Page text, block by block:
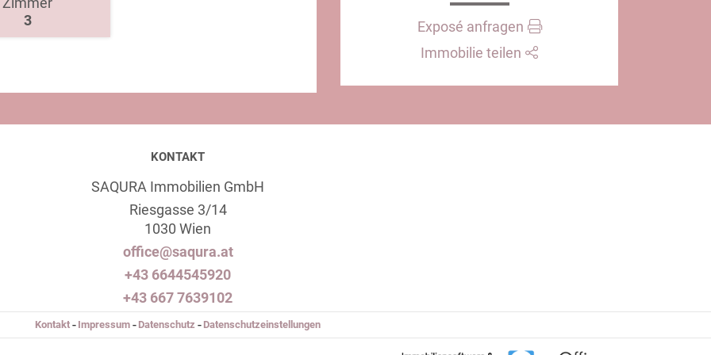
3
Exposé anfragen
Immobilie teilen
KONTAKT
SAQURA Immobilien GmbH
Riesgasse 3/14
1030 Wien
office@saqura.at
+43 6644545920
+43 667 7639102
Kontakt Impressum Datenschutz Datenschutzeinstellungen